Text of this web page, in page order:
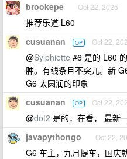
brookepe Oct 22, 2025
推荐乐道 L60
cusuanan OP Oct 22,
@Sylphiette #6 是的 L60
肿。有线条且不突兀。新
G6 太圆润的印象
cusuanan OP Oct 22,
@dot2 是的，在看， 最新
javapythongo Oct 22,
G6 车主，九月提车，国庆